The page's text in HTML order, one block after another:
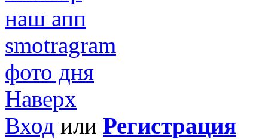
наш апп
smotragram
фото дня
Наверх
Вход или Регистрация